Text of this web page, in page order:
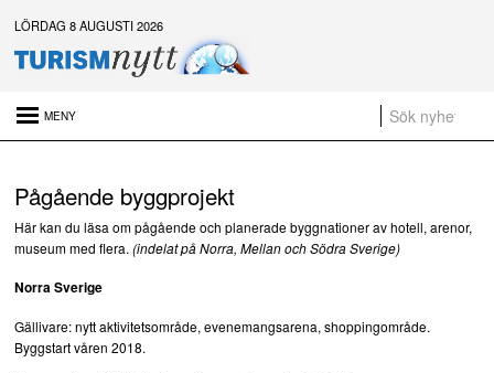
LÖRDAG 8 AUGUSTI 2026
Platsannonser:
Sammanfattning av nyheter om svensk besöksnäring vecka 28 2026
Pågående byggprojekt
Här kan du läsa om pågående och planerade byggnationer av hotell, arenor,
museum med flera. (indelat på Norra, Mellan och Södra Sverige)
Norra Sverige
Gällivare: nytt aktivitetsområde, evenemangsarena, shoppingområde.
Byggstart våren 2018.